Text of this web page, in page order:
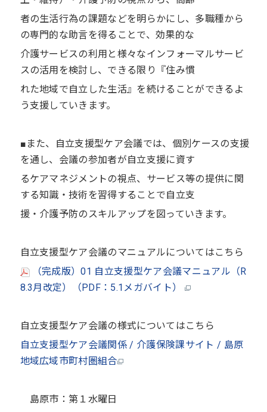
者の生活行為の課題などを明らかにし、多職種から
の専門的な助言を得ることで、効果的な
介護サービスの利用と様々なインフォーマルサービ
スの活用を検討し、できる限り『住み慣
れた地域で自立した生活』を続けることができるよ
う支援していきます。
■また、自立支援型ケア会議では、個別ケースの支援
を通し、会議の参加者が自立支援に資す
るケアマネジメントの視点、サービス等の提供に関
する知識・技術を習得することで自立支
援・介護予防のスキルアップを図っていきます。
自立支援型ケア会議のマニュアルについてはこちら
（完成版）01 自立支援型ケア会議マニュアル（R
8.3月改定）（PDF：5.1メガバイト）
自立支援型ケア会議の様式についてはこちら
自立支援型ケア会議関係 / 介護保険課サイト / 島原
地域広域市町村圏組合
島原市：第１水曜日